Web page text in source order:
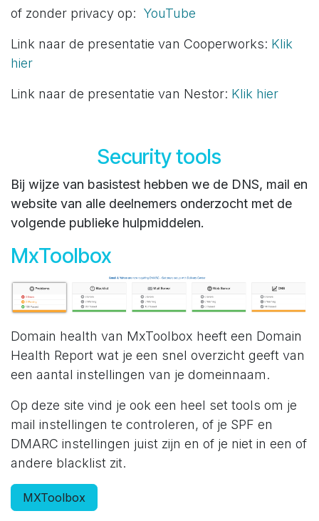
​of zonder privacy op: YouTube
Link naar de presentatie van Cooperworks: Klik
hier
Link naar de presentatie van Nestor: Klik hier
Security tools
Bij wijze van basistest hebben we de DNS, mail en
website van alle deelnemers onderzocht met de
volgende publieke hulpmiddelen.
MxToolbox
Domain health van MxToolbox heeft een Domain
Health Report wat je een snel overzicht geeft van
een aantal instellingen van je domeinnaam.
Op deze site vind je ook een heel set tools om je
mail instellingen te controleren, of je SPF en
DMARC instellingen juist zijn en of je niet in een of
andere blacklist zit.
MXToolbox